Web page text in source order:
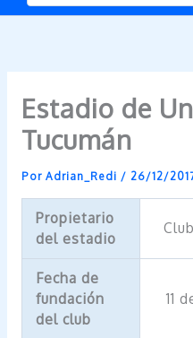
Estadio de
Tucumán
Por Adrian_Redi / 26/12/
Propietario
del estadio
Fecha de
fundación
del club
11